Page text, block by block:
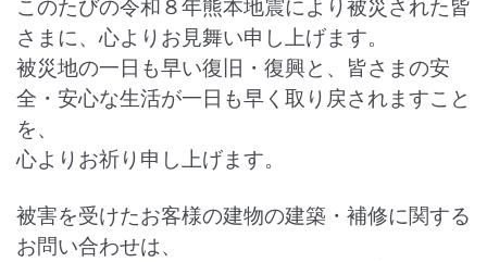
このたびの令和８年熊本地震により被災された皆
さまに、心よりお見舞い申し上げます。
被災地の一日も早い復旧・復興と、皆さまの安
全・安心な生活が一日も早く取り戻されますこと
を、
心よりお祈り申し上げます。
被害を受けたお客様の建物の建築・補修に関する
お問い合わせは、